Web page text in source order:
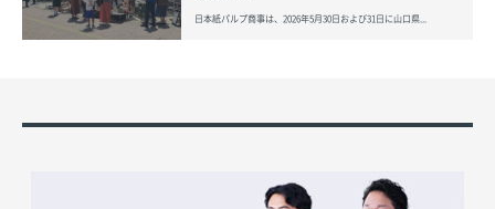
日本紙パルプ商事は、2026年5月30日および31日に山口県...